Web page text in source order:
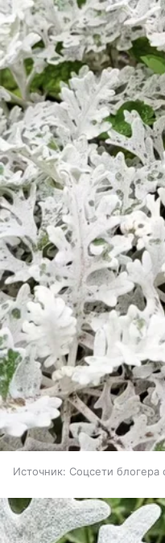
Источник: Соцсети блогера